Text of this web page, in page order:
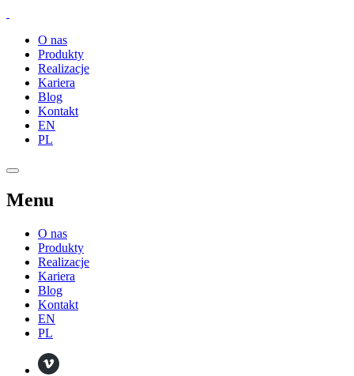
O nas
Produkty
Realizacje
Kariera
Blog
Kontakt
EN
PL
Menu
O nas
Produkty
Realizacje
Kariera
Blog
Kontakt
EN
PL